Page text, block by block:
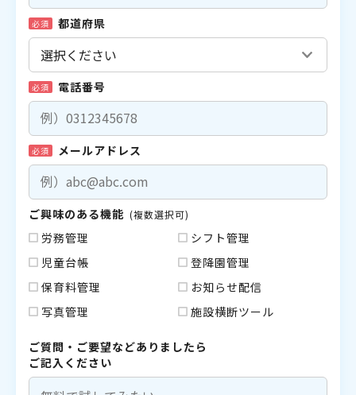
必須 都道府県
必須 電話番号
必須 メールアドレス
ご興味のある機能 (複数選択可)
労務管理
シフト管理
児童台帳
登降園管理
保育料管理
お知らせ配信
写真管理
施設横断ツール
ご質問・ご要望などありましたら
ご記入ください